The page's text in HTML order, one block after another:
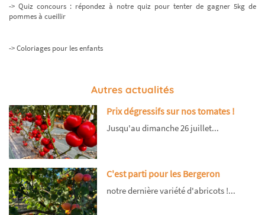
-> Quiz concours : répondez à notre quiz pour tenter de gagner 5kg de
pommes à cueillir
-> Coloriages pour les enfants
Autres actualités
Prix dégressifs sur nos tomates !
Jusqu'au dimanche 26 juillet...
C'est parti pour les Bergeron
notre dernière variété d'abricots !...